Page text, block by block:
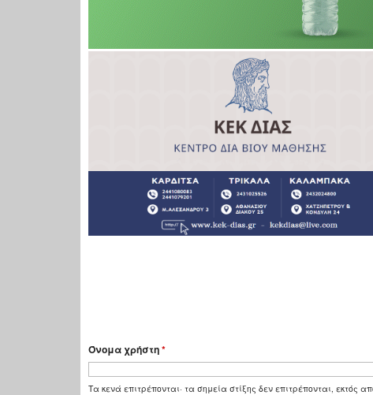
Όνομα χρήστη*
Τα κενά επιτρέπονται· τα σημεία στίξης δεν επιτρέπονται, εκτός